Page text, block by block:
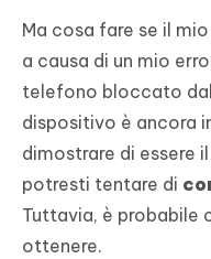
Ma cosa fare se il
a causa di un mio
telefono bloccato
dispositivo è ancora
dimostrare di essere
potresti tentare di
Tuttavia, è probabile
ottenere.